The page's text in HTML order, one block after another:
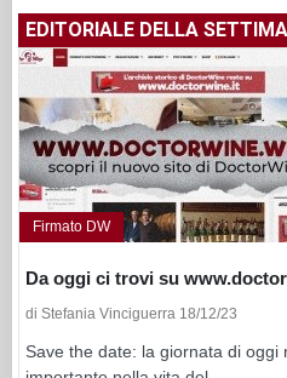
EDITORIALE DELLA
Firmato DW
Da oggi ci trovi su
di Stefania Vinciguerra 18/12/23
Save the date: la giornata di oggi